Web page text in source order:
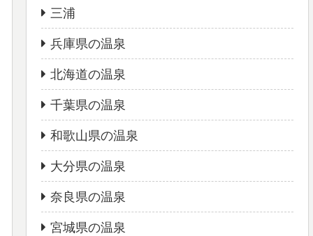
三浦
兵庫県の温泉
北海道の温泉
千葉県の温泉
和歌山県の温泉
大分県の温泉
奈良県の温泉
宮城県の温泉